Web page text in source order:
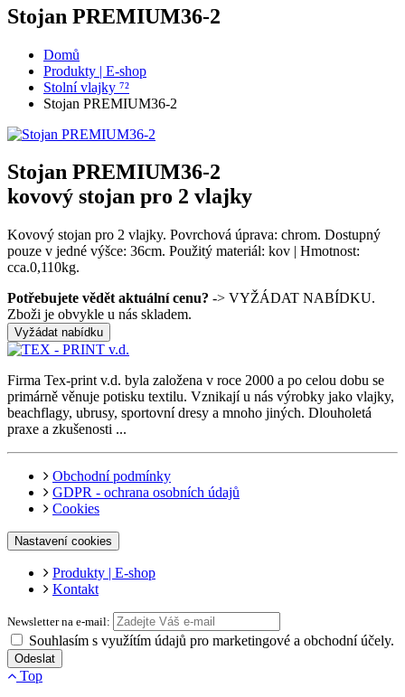
Stojan PREMIUM36-2
Domů
Produkty | E-shop
Stolní vlajky ⁷²
Stojan PREMIUM36-2
Stojan PREMIUM36-2
kovový stojan pro 2 vlajky
Kovový stojan pro 2 vlajky. Povrchová úprava: chrom. Dostupný
pouze v jedné výšce: 36cm. Použitý materiál: kov | Hmotnost:
cca.0,110kg.
Potřebujete vědět aktuální cenu? -> VYŽÁDAT NABÍDKU.
Zboži je obvykle u nás skladem.
Vyžádat nabídku
Firma Tex-print v.d. byla založena v roce 2000 a po celou dobu se
primárně věnuje potisku textilu. Vznikají u nás výrobky jako vlajky,
beachflagy, ubrusy, sportovní dresy a mnoho jiných. Dlouholetá
praxe a zkušenosti ...
Obchodní podmínky
GDPR - ochrana osobních údajů
Cookies
Nastavení cookies
Produkty | E-shop
Kontakt
Newsletter na e-mail:
Souhlasím s využítím údajů pro marketingové a obchodní účely.
Top